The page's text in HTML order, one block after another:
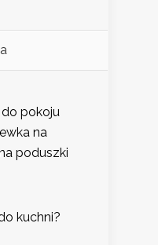
pokoju
na
poduszki
kuchni?